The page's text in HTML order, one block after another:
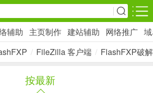
安卓游戏
社交通讯
2千+款应用
影音播放
辅助 主页制作 建站辅助 网络推广
/ FileZilla 客户端 / FlashFXP破
按最新